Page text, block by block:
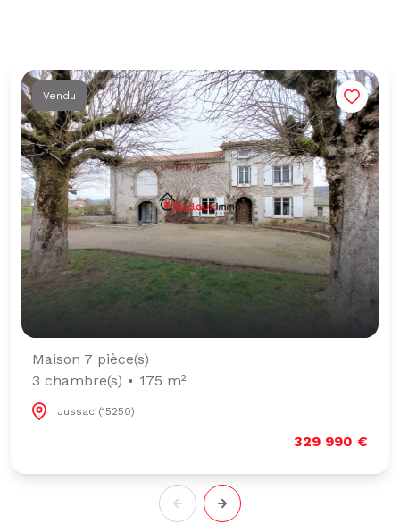
Vendu
Maison 7 pièce(s)
3 chambre(s)
175 m²
Jussac (15250)
329 990 €